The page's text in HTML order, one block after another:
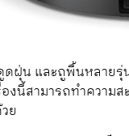
น และถูพื้นหลายรุ่น
งนี้สามารถทำความ
ย